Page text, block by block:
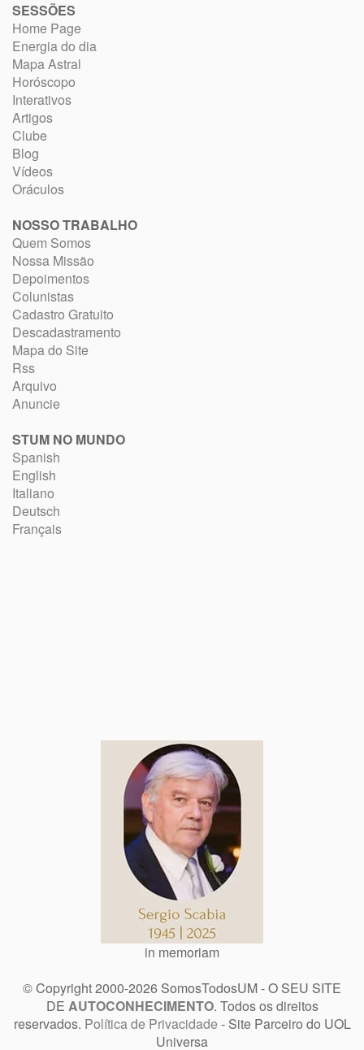
SESSÕES
Home Page
Energia do dia
Mapa Astral
Horóscopo
Interativos
Artigos
Clube
Blog
Vídeos
Oráculos
NOSSO TRABALHO
Quem Somos
Nossa Missão
Depoimentos
Colunistas
Cadastro Gratuito
Descadastramento
Mapa do Site
Rss
Arquivo
Anuncie
STUM NO MUNDO
Spanish
English
Italiano
Deutsch
Français
in memoriam
© Copyright 2000-2026 SomosTodosUM - O SEU SITE
DE AUTOCONHECIMENTO. Todos os direitos
reservados. Política de Privacidade - Site Parceiro do UOL
Universa